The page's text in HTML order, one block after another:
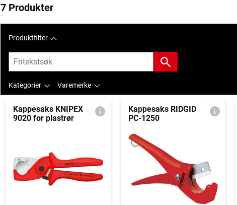
7 Produkter
Produktfilter
Kategorier Varemerke
Kappesaks KNIPEX
9020 for plastrør
Kappesaks RIDGID
PC-1250